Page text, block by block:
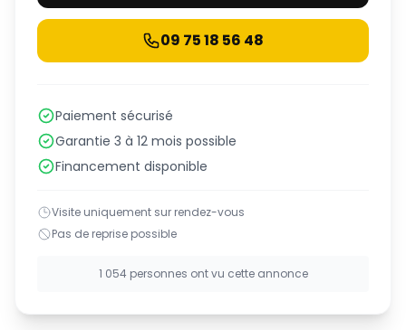
09 75 18 56 48
Paiement sécurisé
Garantie 3 à 12 mois possible
Financement disponible
Visite uniquement sur rendez-vous
Pas de reprise possible
1 054 personnes ont vu cette annonce